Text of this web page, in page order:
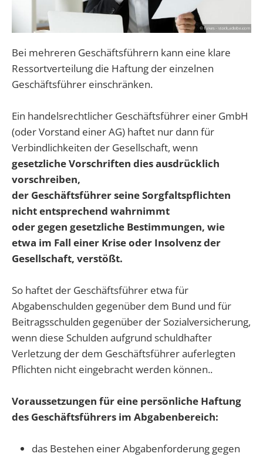
Bei mehreren Geschäftsführern kann eine klare
Ressortverteilung die Haftung der einzelnen
Geschäftsführer einschränken.
Ein handelsrechtlicher Geschäftsführer einer GmbH
(oder Vorstand einer AG) haftet nur dann für
Verbindlichkeiten der Gesellschaft, wenn
gesetzliche Vorschriften dies ausdrücklich
vorschreiben,
der Geschäftsführer seine Sorgfaltspflichten
nicht entsprechend wahrnimmt
oder gegen gesetzliche Bestimmungen, wie
etwa im Fall einer Krise oder Insolvenz der
Gesellschaft, verstößt.
So haftet der Geschäftsführer etwa für
Abgabenschulden gegenüber dem Bund und für
Beitragsschulden gegenüber der Sozialversicherung,
wenn diese Schulden aufgrund schuldhafter
Verletzung der dem Geschäftsführer auferlegten
Pflichten nicht eingebracht werden können..
Voraussetzungen für eine persönliche Haftung
des Geschäftsführers im Abgabenbereich:
das Bestehen einer Abgabenforderung gegen